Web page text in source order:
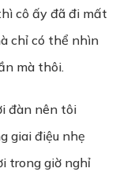
cô ấy đã đi mất
chỉ có thể nhìn
mà thôi.
đàn nên tôi
giai điệu nhẹ
trong giờ nghỉ